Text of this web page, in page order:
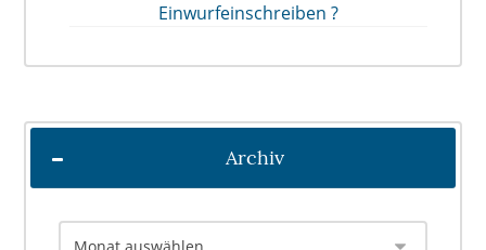
Einwurfeinschreiben ?
Archiv